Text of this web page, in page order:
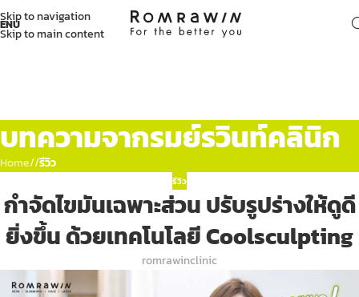
Skip to navigation
Skip to main content
บทความจากรมย์รวินท์คลินิก
Home/ รีวิว
รีวิว
กำจัดไขมันเฉพาะส่วน ปรับรูปร่างให้ดูดี
ยิ่งขึ้น ด้วยเทคโนโลยี Coolsculpting
romrawinclinic